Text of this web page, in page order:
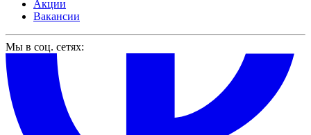
Акции
Вакансии
Мы в соц. сетях: